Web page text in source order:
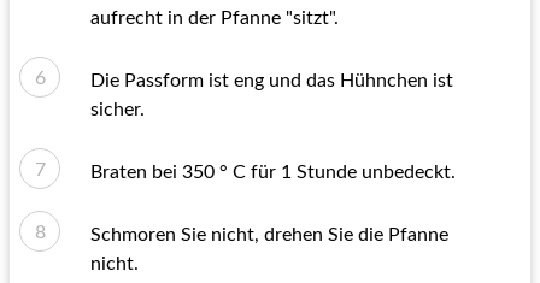
aufrecht in der Pfanne "sitzt".
Die Passform ist eng und das Hühnchen ist
sicher.
Braten bei 350 ° C für 1 Stunde unbedeckt.
Schmoren Sie nicht, drehen Sie die Pfanne
nicht.